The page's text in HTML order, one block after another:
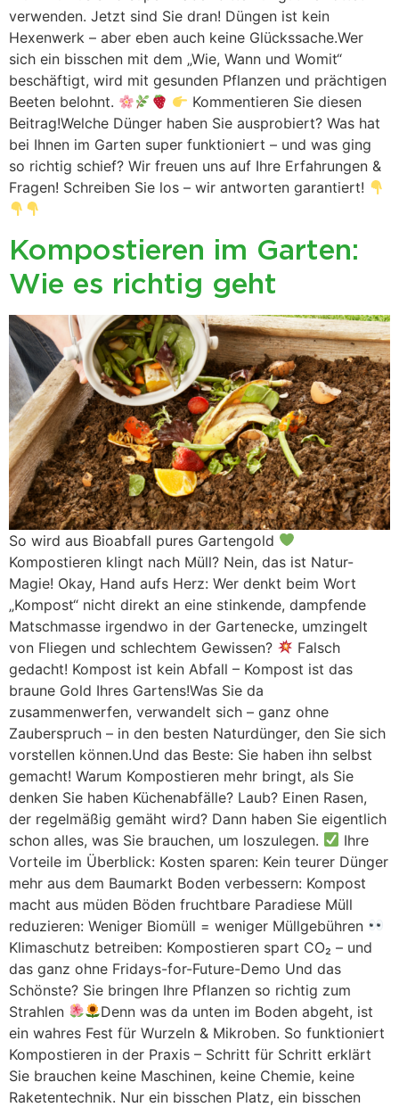
verwenden. Jetzt sind Sie dran! Düngen ist kein
Hexenwerk – aber eben auch keine Glückssache.Wer
sich ein bisschen mit dem „Wie, Wann und Womit“
beschäftigt, wird mit gesunden Pflanzen und prächtigen
Beeten belohnt.
Kommentieren Sie diesen
Beitrag!Welche Dünger haben Sie ausprobiert? Was hat
bei Ihnen im Garten super funktioniert – und was ging
so richtig schief? Wir freuen uns auf Ihre Erfahrungen &
Fragen! Schreiben Sie los – wir antworten garantiert!
Kompostieren im Garten:
Wie es richtig geht
So wird aus Bioabfall pures Gartengold
Kompostieren klingt nach Müll? Nein, das ist Natur-
Magie! Okay, Hand aufs Herz: Wer denkt beim Wort
„Kompost“ nicht direkt an eine stinkende, dampfende
Matschmasse irgendwo in der Gartenecke, umzingelt
von Fliegen und schlechtem Gewissen?
Falsch
gedacht! Kompost ist kein Abfall – Kompost ist das
braune Gold Ihres Gartens!Was Sie da
zusammenwerfen, verwandelt sich – ganz ohne
Zauberspruch – in den besten Naturdünger, den Sie sich
vorstellen können.Und das Beste: Sie haben ihn selbst
gemacht! Warum Kompostieren mehr bringt, als Sie
denken Sie haben Küchenabfälle? Laub? Einen Rasen,
der regelmäßig gemäht wird? Dann haben Sie eigentlich
schon alles, was Sie brauchen, um loszulegen.
Ihre
Vorteile im Überblick: Kosten sparen: Kein teurer Dünger
mehr aus dem Baumarkt Boden verbessern: Kompost
macht aus müden Böden fruchtbare Paradiese Müll
reduzieren: Weniger Biomüll = weniger Müllgebühren
Klimaschutz betreiben: Kompostieren spart CO₂ – und
das ganz ohne Fridays-for-Future-Demo Und das
Schönste? Sie bringen Ihre Pflanzen so richtig zum
Strahlen
Denn was da unten im Boden abgeht, ist
ein wahres Fest für Wurzeln & Mikroben. So funktioniert
Kompostieren in der Praxis – Schritt für Schritt erklärt
Sie brauchen keine Maschinen, keine Chemie, keine
Raketentechnik. Nur ein bisschen Platz, ein bisschen